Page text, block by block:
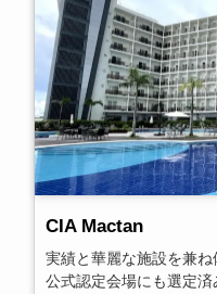
CIA Mactan
実績と華麗な施設を兼
公式認定会場にも選定済